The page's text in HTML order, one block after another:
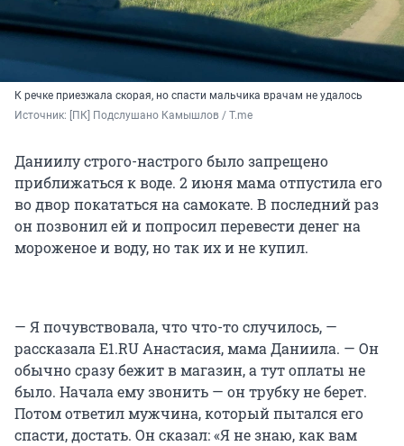
К речке приезжала скорая, но спасти мальчика врачам не удалось
Источник:
[ПК] Подслушано Камышлов / T.me
Даниилу строго-настрого было запрещено
приближаться к воде. 2 июня мама отпустила его
во двор покататься на самокате. В последний раз
он позвонил ей и попросил перевести денег на
мороженое и воду, но так их и не купил.
— Я почувствовала, что что-то случилось, —
рассказала E1.RU Анастасия, мама Даниила. — Он
обычно сразу бежит в магазин, а тут оплаты не
было. Начала ему звонить — он трубку не берет.
Потом ответил мужчина, который пытался его
спасти, достать. Он сказал: «Я не знаю, как вам